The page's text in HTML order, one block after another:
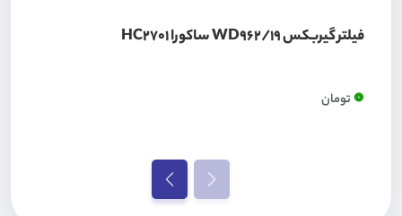
فیلتر گیربکس WD962/19 ساکورا HC2701
0تومان